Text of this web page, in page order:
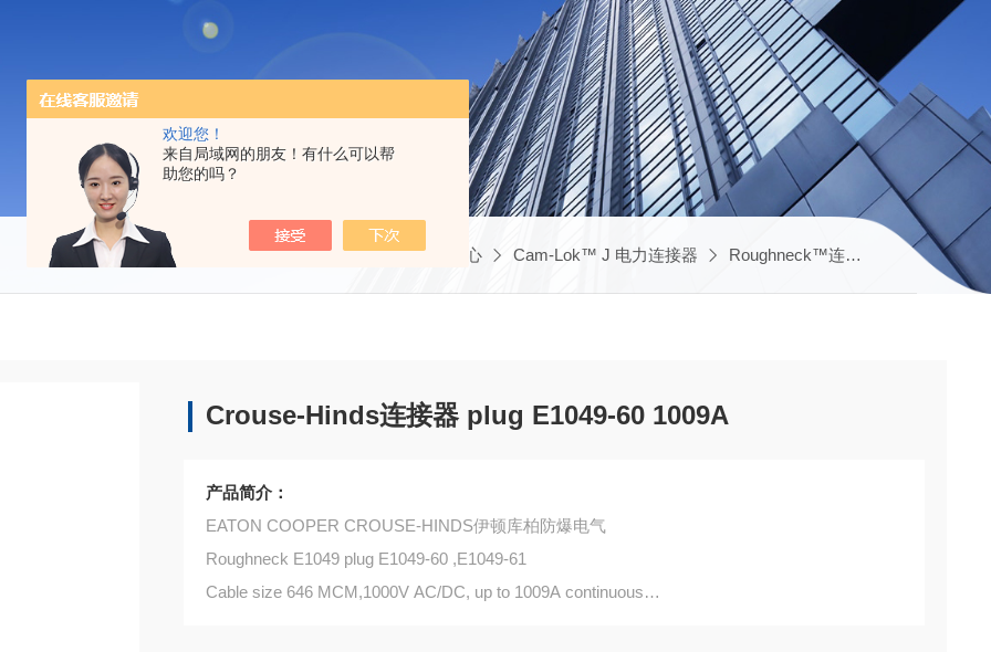
欢迎您！
来自局域网的朋友！有什么可以帮
助您的吗？
当前位置：首页 产品中心 Cam-Lok™ J 电力连接器 Roughneck™连接器E1049
Crouse-Hinds连接器 plug E1049-60 1009A
产品简介：
EATON COOPER CROUSE-HINDS伊顿库柏防爆电气
Roughneck E1049 plug E1049-60 ,E1049-61
Cable size 646 MCM,1000V AC/DC, up to 1009A continuous